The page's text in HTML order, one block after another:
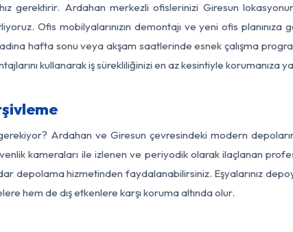
gerektirir. Ardahan merkezli ofislerinizi Giresun
Ofis mobilyalarınızın demontajı ve yeni ofis planınıza
hafta sonu veya akşam saatlerinde esnek çalışma
kullanarak iş sürekliliğinizi en az kesintiyle korumanıza
Ardahan ve Giresun çevresindeki modern
kameraları ile izlenen ve periyodik olarak ilaçlanan
depolama hizmetinden faydalanabilirsiniz. Eşyalarınız
hem de dış etkenlere karşı koruma altında olur.